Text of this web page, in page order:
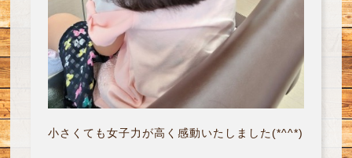
小さくても女子力が高く感動いたしました(*^^*)